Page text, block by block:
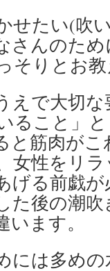
せたい(吹
さんのた
そりとお
えで大切
ること」
と筋肉が
女性をリ
げる前戯
た後の潮
ます。
には多め